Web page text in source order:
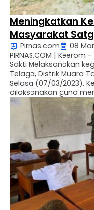
Meningkatkan
Masyarakat
Pos Bendungan
Anjangsana
Pirnas.com
08
PIRNAS.COM | Keerom
Sakti Melaksanakan
Telaga, Distrik Muara
Selasa (07/03/2023).
dilaksanakan guna
masyarakat dan
masyarakat untuk
oleh Letda Inf Fadli
Setelah berbincang-